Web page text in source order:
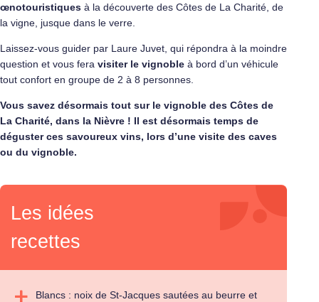
œnotouristiques à la découverte des Côtes de La Charité, de
la vigne, jusque dans le verre.
Laissez-vous guider par Laure Juvet, qui répondra à la moindre
question et vous fera visiter le vignoble à bord d’un véhicule
tout confort en groupe de 2 à 8 personnes.
Vous savez désormais tout sur le vignoble des Côtes de
La Charité, dans la Nièvre ! Il est désormais temps de
déguster ces savoureux vins, lors d’une visite des caves
ou du vignoble.
Les idées
recettes
Blancs : noix de St-Jacques sautées au beurre et